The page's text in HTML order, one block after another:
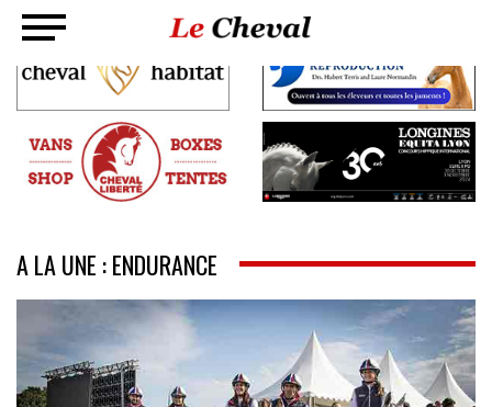
A LA UNE : ENDURANCE